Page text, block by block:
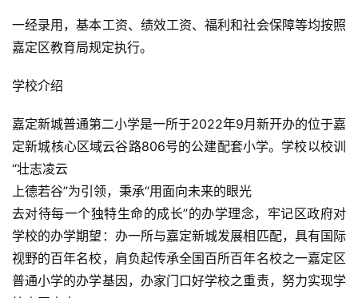
一经录用，基本工资、绩效工资、福利和社会保障等均按照
嘉定区教育局规定执行。
学校介绍
嘉定新城普通第二小学是一所于2022年9月新开办的位于嘉
定新城核心区域云谷路806号的公建配套小学。学校以校训
“壮志凌云
上德若谷”为引领，秉承“用面向未来的眼光
去对待每一个独特生命的成长”的办学理念，牢记区政府对
学校的办学期望：办一所与嘉定新城发展相匹配，具有国际
视野的百年名校，肩负起传承全国百所百年名校之一嘉定区
普通小学的办学基因，办家门口好学校之重责，努力实现学